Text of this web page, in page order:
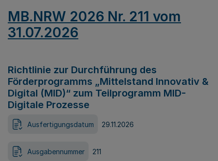
MB.NRW 2026 Nr. 211 vom
31.07.2026
Richtlinie zur Durchführung des
Förderprogramms „Mittelstand Innovativ &
Digital (MID)“ zum Teilprogramm MID-
Digitale Prozesse
Ausfertigungsdatum 29.11.2026
Ausgabennummer 211